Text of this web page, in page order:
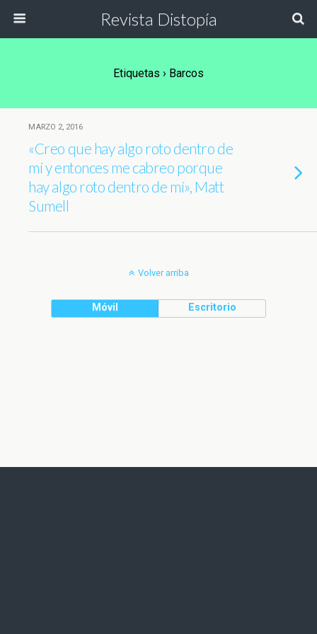
Revista Distopía
Etiquetas › Barcos
MARZO 2, 2016
«Creo que hay algo roto dentro de
mí y entonces me cabreo porque
hay algo roto dentro de mí», Matt
Sumell
Volver arriba
Móvil Escritorio